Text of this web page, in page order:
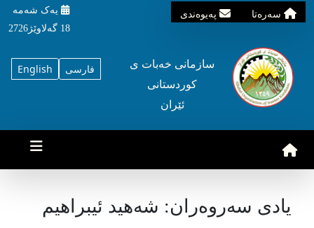
سه‌ره‌تا په‌یوه‌ندی
یه‌ک شه‌مه‌
18 گه‌لاوێژ2726
English فارسی
سازمانی خه‌بات ی
کوردستانی
ئێران
یادی سەروەران: شەهید ئیبراهیم